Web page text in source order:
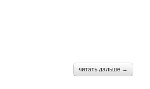
читать дальше →